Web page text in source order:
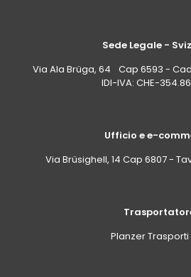
Sede Legale -
Via Ala Brüga, 64 Cap 6593 -
IDI-IVA: CHE-
Ufficio e e-
Via Brüsighell, 14 Cap 6807 -
Planzer Trasporti